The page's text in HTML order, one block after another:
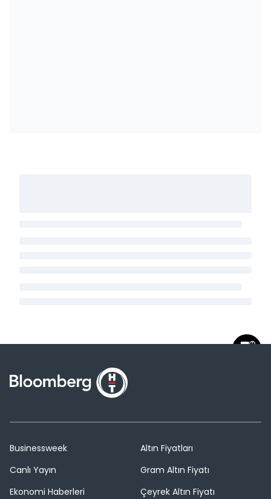
Businessweek
Canlı Yayın
Ekonomi Haberleri
Altın Fiyatları
Gram Altın Fiyatı
Çeyrek Altın Fiyatı